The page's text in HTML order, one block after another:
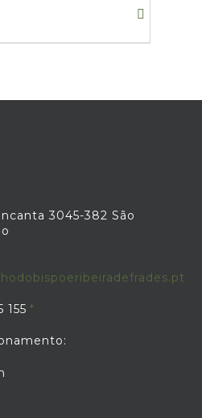
3045-382 São
155